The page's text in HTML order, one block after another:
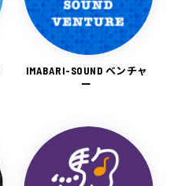
IMABARI-SOUND ベンチャ
ー